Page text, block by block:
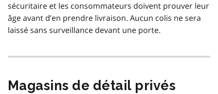
sécuritaire et les consommateurs doivent prouver leur
âge avant d’en prendre livraison. Aucun colis ne sera
laissé sans surveillance devant une porte.
Magasins de détail privés